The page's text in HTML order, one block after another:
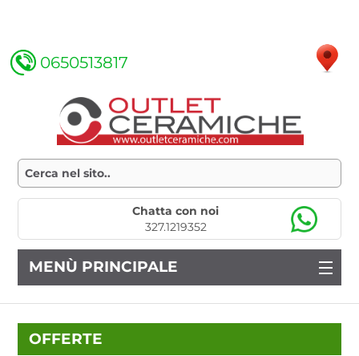
0650513817
Chatta con noi
327.1219352
MENÙ PRINCIPALE
OFFERTE